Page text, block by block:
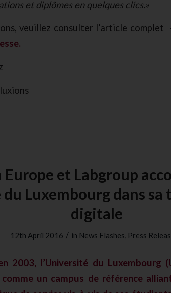
et diplômes en quelques clics.»
veuillez consulter l’article complet
Europe et Labgroup
du Luxembourg dans
digitale
12th April 2016 / in News Flashes, Press
2003, l’Université du Luxembourg
un campus de référence